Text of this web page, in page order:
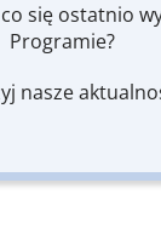
się ostatnio
Programie?
nasze